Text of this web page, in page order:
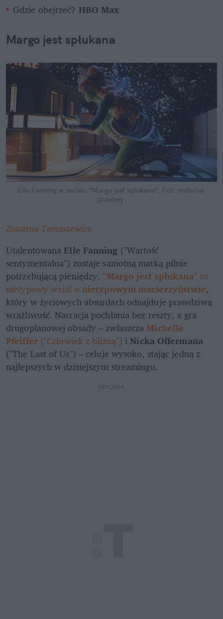
Gdzie obejrzeć? HBO Max
Margo jest spłukana
Elle Fanning w serialu "Margo jest spłukana". Fot. materiał
prasowy
Zuzanna Tomaszewicz
Utalentowana Elle Fanning ("Wartość
sentymentalna") zostaje samotną matką pilnie
potrzebującą pieniędzy. "Margo jest spłukana" to
nietypowy serial o nietypowym macierzyństwie,
który w życiowych absurdach odnajduje prawdziwą
wrażliwość. Narracja pochłania bez reszty, a gra
drugoplanowej obsady – zwłaszcza Michelle
Pfeiffer ("Człowiek z blizną") i Nicka Offermana
("The Last of Us") – celuje wysoko, stając jedną z
najlepszych w dzisiejszym streamingu.
REKLAMA